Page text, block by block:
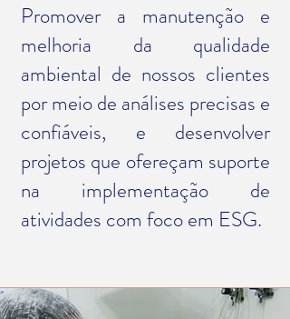
Promover a manutenção e
melhoria da qualidade
ambiental de nossos clientes
por meio de análises precisas e
confiáveis, e desenvolver
projetos que ofereçam suporte
na implementação de
atividades com foco em ESG.